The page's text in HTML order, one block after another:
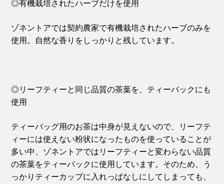
◎有機栽培されたハーブだけを使用
ゾネントアでは契約農家で有機栽培されたハーブのみを
使用。自然な香りをしっかりと残しています。
◎リーフティーと同じ品質の茶葉を、ティーバックにも
使用
ティーバッグ用のお茶は中身が見えないので、リーフテ
ィーには使えない粉状になったものを使っていることが
多い中、ゾネントアではリーフティーと変わらない品質
の茶葉をティーバックに使用しています。そのため、う
っかりティーカップに入れっぱなしにしてしまっても、